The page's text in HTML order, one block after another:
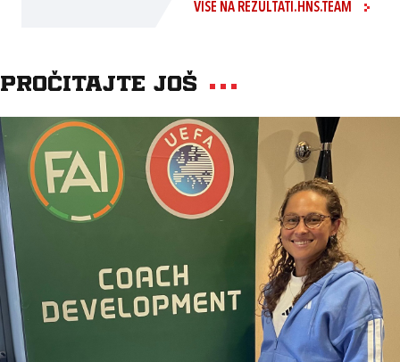
VIŠE NA REZULTATI.HNS.TEAM
Pročitajte još